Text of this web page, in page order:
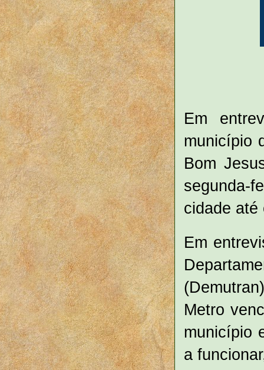
Em
município
Bom
segunda-
cidade até
Em
Metro
município
a